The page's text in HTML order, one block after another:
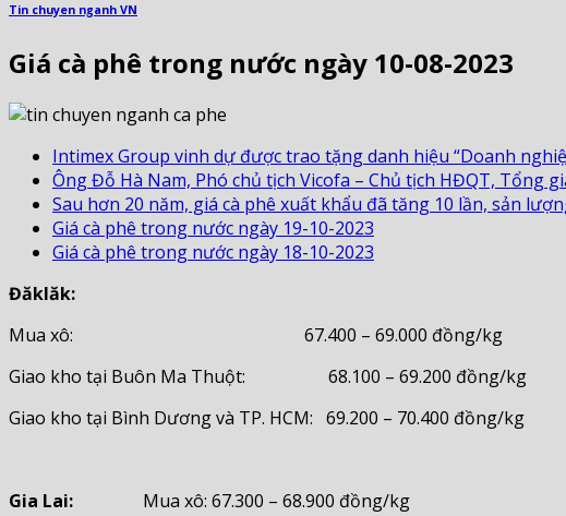
Tin chuyen nganh VN
Giá cà phê trong nước ngày 10-08-2023
Intimex Group vinh dự được trao tặng danh hiệu “Doanh
Ông Đỗ Hà Nam, Phó chủ tịch Vicofa – Chủ tịch HĐQT, Tổng
Sau hơn 20 năm, giá cà phê xuất khẩu đã tăng 10 lần, sản
Giá cà phê trong nước ngày 19-10-2023
Giá cà phê trong nước ngày 18-10-2023
Đăklăk:
Mua xô: 67.400 – 69.000 đồng/kg
Giao kho tại Buôn Ma Thuột: 68.100 – 69.200 đồng/kg
Giao kho tại Bình Dương và TP. HCM: 69.200 – 70.400 đồng/kg
Gia Lai: Mua xô: 67.300 – 68.900 đồng/kg